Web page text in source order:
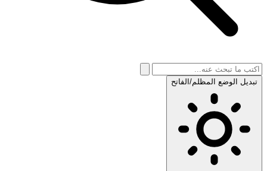
تبديل الوضع المظلم/الفاتح